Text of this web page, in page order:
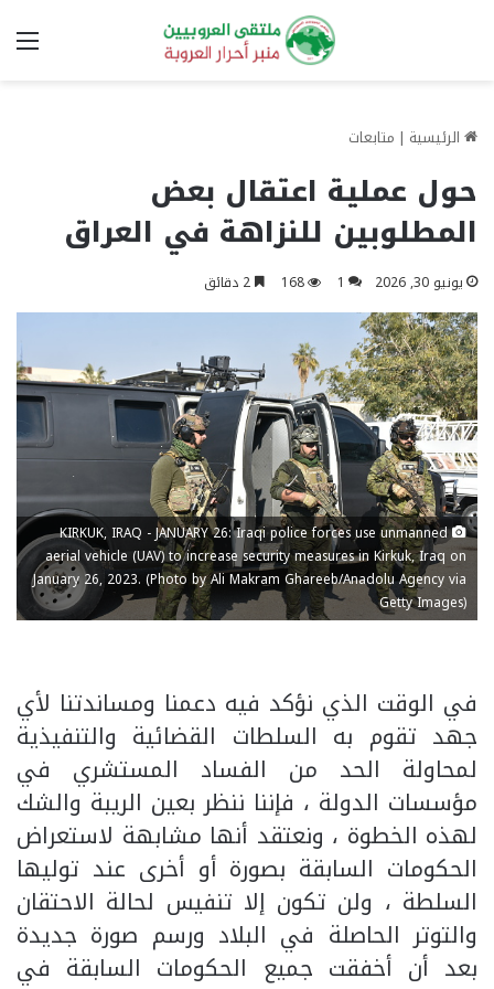
الرئيسية | متابعات
حول عملية اعتقال بعض
المطلوبين للنزاهة في العراق
يونيو 30, 2026 1
168
KIRKUK, IRAQ - JANUARY 26: Iraqi police forces use unmanned
aerial vehicle (UAV) to increase security measures in Kirkuk, Iraq on
January 26, 2023. (Photo by Ali Makram Ghareeb/Anadolu Agency via
Getty Images)
في الوقت الذي نؤكد فيه دعمنا ومساندتنا لأي
جهد تقوم به السلطات القضائية والتنفيذية
لمحاولة الحد من الفساد المستشري في
مؤسسات الدولة ، فإننا ننظر بعين الريبة والشك
لهذه الخطوة ، ونعتقد أنها مشابهة لاستعراض
الحكومات السابقة بصورة أو أخرى عند توليها
السلطة ، ولن تكون إلا تنفيس لحالة الاحتقان
والتوتر الحاصلة في البلاد ورسم صورة جديدة
بعد أن أخفقت جميع الحكومات السابقة في